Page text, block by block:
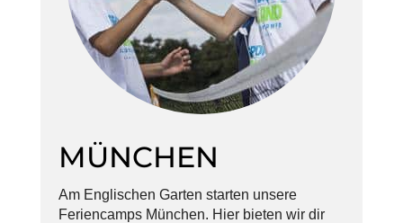
MÜNCHEN
Am Englischen Garten starten unsere
Feriencamps München. Hier bieten wir dir